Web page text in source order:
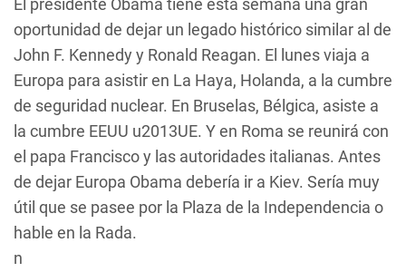
El presidente Obama tiene esta semana una gran
oportunidad de dejar un legado histórico similar al de
John F. Kennedy y Ronald Reagan. El lunes viaja a
Europa para asistir en La Haya, Holanda, a la cumbre
de seguridad nuclear. En Bruselas, Bélgica, asiste a
la cumbre EEUU u2013UE. Y en Roma se reunirá con
el papa Francisco y las autoridades italianas. Antes
de dejar Europa Obama debería ir a Kiev. Sería muy
útil que se pasee por la Plaza de la Independencia o
hable en la Rada.
n